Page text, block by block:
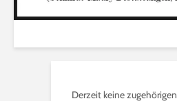
Derzeit keine zugehörigen